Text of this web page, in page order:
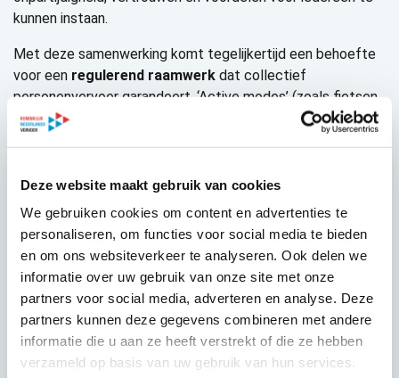
Deze website maakt gebruik van cookies
We gebruiken cookies om content en advertenties te
personaliseren, om functies voor social media te bieden
en om ons websiteverkeer te analyseren. Ook delen we
informatie over uw gebruik van onze site met onze
partners voor social media, adverteren en analyse. Deze
partners kunnen deze gegevens combineren met andere
informatie die u aan ze heeft verstrekt of die ze hebben
verzameld op basis van uw gebruik van hun services.
kunnen instaan.
Met deze samenwerking komt tegelijkertijd een behoefte
voor een regulerend raamwerk dat collectief
personenvervoer garandeert. ‘Active modes’ (zoals fietsen
en lopen)
van iedere
bouwen van een ecosysteem. De sleutel tot succes is het
aansluiten bij de mobiliteitsdoelen van een stad en het
begrijpen van de behoeften van de vervoerders / MaaS-
aanbieders en tegelijkertijd inspelen op de behoeften van
de reiziger. Het pas uitgekomen ‘UITP Report and Policy
Brief on MaaS’ is een onontbeerlijk document voor iedereen
die op de voorgrond wenst te blijven van het zich
doorlopend ontwikkelend landschap van stedelijke
mobiliteit”, aldus Caroline Cerfontaine, Senior Manager –